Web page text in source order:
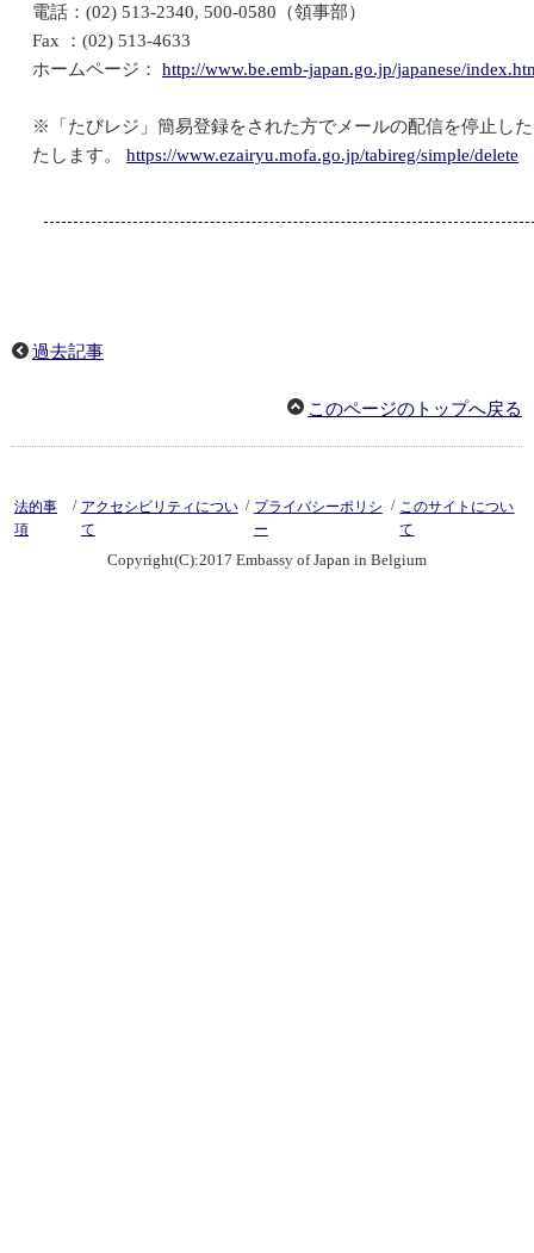
電話：(02) 513-2340, 500-0580（領事部）
Fax ：(02) 513-4633
ホームページ： http://www.be.emb-japan.go.jp/japanese/
※「たびレジ」簡易登録をされた方でメールの配信を停止し
たします。 https://www.ezairyu.mofa.go.jp/tabireg/simple/delete
過去記事
このページのトップへ戻る
法的事
項
/ アクセシビリティについ
て
/ プライバシーポリシ
ー
/ このサイトについ
て
Copyright(C):2017 Embassy of Japan in Belgium